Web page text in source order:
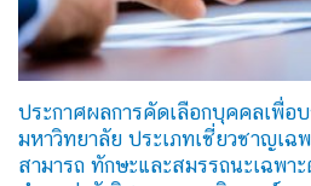
ประกาศผลการคัดเลือกบุคคลเพื่อ
มหาวิทยาลัย ประเภทเชี่ยวชาญเฉ
สามารถ ทักษะและสมรรถนะเฉพา